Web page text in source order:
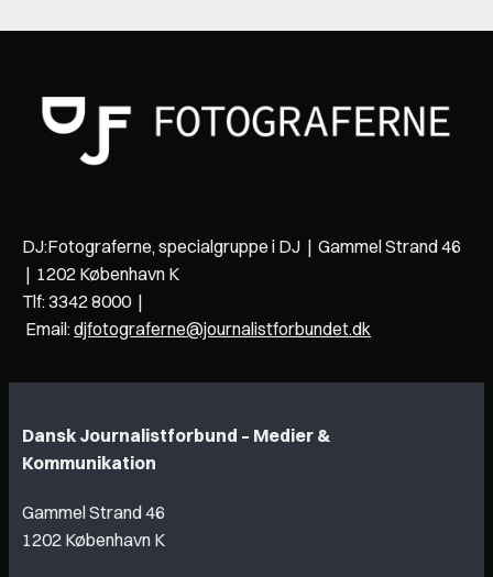
DJ:Fotograferne, specialgruppe i DJ | Gammel Strand 46
| 1202 København K
Tlf: 3342 8000 |
Email:djfotograferne@journalistforbundet.dk
Dansk Journalistforbund – Medier &
Kommunikation
Gammel Strand 46
1202 København K